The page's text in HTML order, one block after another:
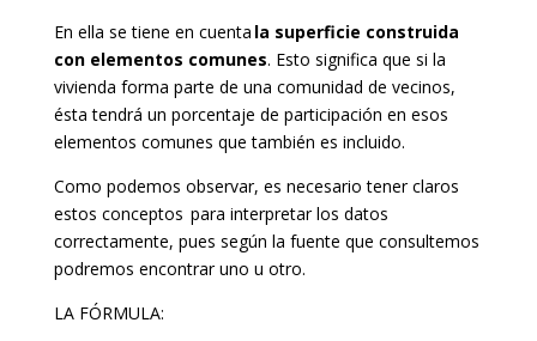
En ella se tiene en cuenta la superficie construida
con elementos comunes. Esto significa que si la
vivienda forma parte de una comunidad de vecinos,
ésta tendrá un porcentaje de participación en esos
elementos comunes que también es incluido.
Como podemos observar, es necesario tener claros
estos conceptos para interpretar los datos
correctamente, pues según la fuente que consultemos
podremos encontrar uno u otro.
LA FÓRMULA: